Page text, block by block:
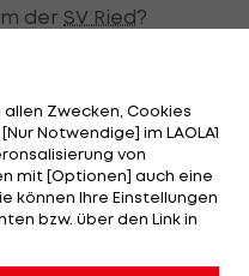
der SV Ried?
ist es nie gelungen,
zu schließen
um das Fünffache
Zuschauer
kleine Stadt, hier
Menschen, dass sie
Ried ist
Zwecken, Cookies
Notwendige] im LAOLA1
von
mit [Optionen] auch eine
können Ihre Einstellungen
bzw. über den Link in